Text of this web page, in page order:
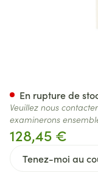
128,45 €
Tenez-moi au
En rupture de
Veuillez nous
examinerons